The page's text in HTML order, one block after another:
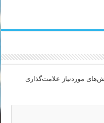
موردنیاز علامت‌گذاری